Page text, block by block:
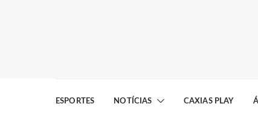
ESPORTES NOTÍCIAS CAXIAS PLAY